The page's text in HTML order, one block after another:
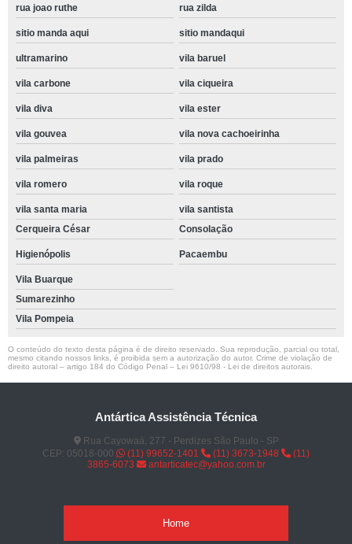
rua joao ruthe rua zilda
sitio manda aqui sitio mandaqui
ultramarino vila baruel
vila carbone vila ciqueira
vila diva vila ester
vila gouvea vila nova cachoeirinha
vila palmeiras vila prado
vila romero vila roque
vila santa maria
vila santista
Cerqueira César
Consolação
Higienópolis Pacaembu
Vila Buarque
Sumarezinho
Vila Pompeia
O conteúdo do texto desta página é de direito reservado. Sua reprodução, parcial ou total,
mesmo citando nossos links, é proibida sem a autorização do autor. Crime de violação de
direito autoral – artigo 184 do Código Penal – Lei 9610/98 - Lei de direitos autorais
Antártica Assistência Técnica
Rua Cayowaá, 277 - Perdizes São Paulo - SP
CEP: 05018-000
(11) 99652-1401 (11) 3673-1948
(11)
3865-6073
antarticatec@yahoo.com.br
Home